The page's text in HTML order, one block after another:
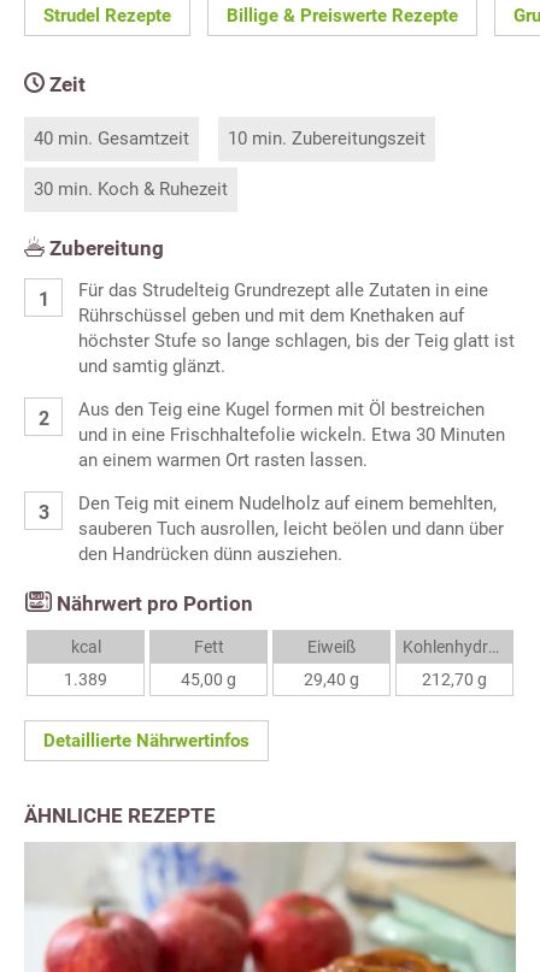
Strudel Rezepte Billige & Preiswerte Rezepte
Zeit
40 min. Gesamtzeit 10 min. Zubereitungszeit
30 min. Koch & Ruhezeit
Zubereitung
Für das Strudelteig Grundrezept alle Zutaten in eine
Rührschüssel geben und mit dem Knethaken auf
höchster Stufe so lange schlagen, bis der Teig glatt ist
und samtig glänzt.
Aus den Teig eine Kugel formen mit Öl bestreichen
und in eine Frischhaltefolie wickeln. Etwa 30 Minuten
an einem warmen Ort rasten lassen.
Den Teig mit einem Nudelholz auf einem bemehlten,
sauberen Tuch ausrollen, leicht beölen und dann über
den Handrücken dünn ausziehen.
Nährwert pro Portion
kcal
1.389
Fett
45,00 g
Eiweiß
29,40 g
Kohlenhydrate
212,70 g
Detaillierte Nährwertinfos
ÄHNLICHE REZEPTE